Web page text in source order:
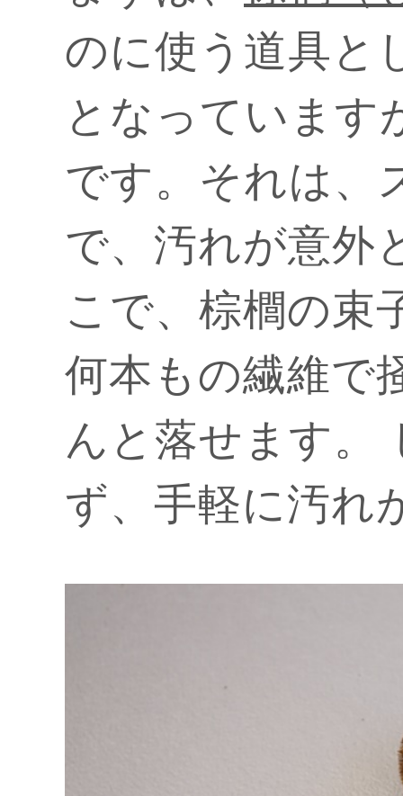
のに使う道具と
となっています
です。それは、
で、汚れが意外
こで、棕櫚の束
何本もの繊維で
んと落せます。
ず、手軽に汚れ